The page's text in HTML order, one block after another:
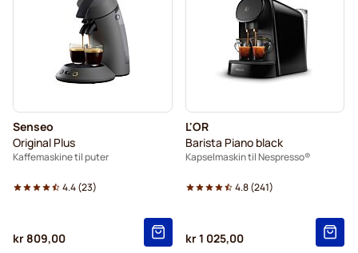
Senseo
Original Plus
Kaffemaskine til puter
4.4(23)
kr 809,00
L'OR
Barista Piano black
Kapselmaskin til Nespresso®
4.8(241)
kr 1 025,00